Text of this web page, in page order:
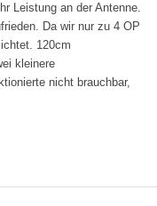
Leistung an der Antenne.
Da wir nur zu 4 OP
120cm
kleinere
nicht brauchbar,